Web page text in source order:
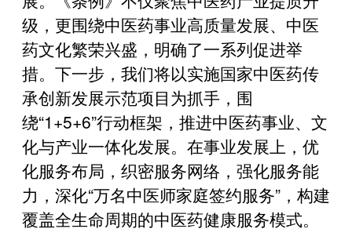
级，更围绕中医药事业高质量发展、中医
药文化繁荣兴盛，明确了一系列促进举
措。下一步，我们将以实施国家中医药传
承创新发展示范项目为抓手，围
绕“1+5+6”行动框架，推进中医药事业、文
化与产业一体化发展。在事业发展上，优
化服务布局，织密服务网络，强化服务能
力，深化“万名中医师家庭签约服务”，构建
覆盖全生命周期的中医药健康服务模式。